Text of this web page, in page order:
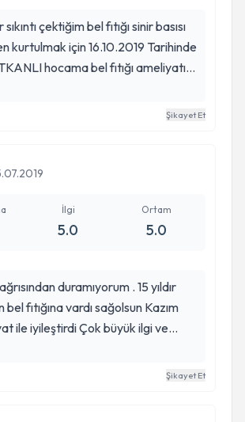
çektiğim bel fıtığı sinir basısı
kurtulmak için 16.10.2019 Tarihinde
hocama bel fıtığı ameliyatı
başarılı bir şekilde
diliyorum. NAİME BİNGÜL
Şikayet Et
İlgi
5.0
Ortam
5.0
duramıyorum . 15 yıldır
fıtığına vardı sağolsun Kazım
ile iyileştirdi Çok büyük ilgi ve
um. Kazım hoca ameliyat
Şikayet Et